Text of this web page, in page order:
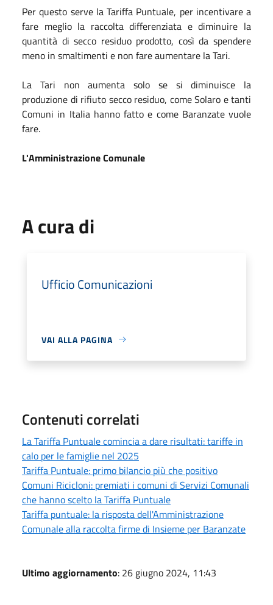
Per questo serve la Tariffa Puntuale, per incentivare a
fare meglio la raccolta differenziata e diminuire la
quantità di secco residuo prodotto, così da spendere
meno in smaltimenti e non fare aumentare la Tari.
La Tari non aumenta solo se si diminuisce la
produzione di rifiuto secco residuo, come Solaro e tanti
Comuni in Italia hanno fatto e come Baranzate vuole
fare.
L'Amministrazione Comunale
A cura di
Ufficio Comunicazioni
VAI ALLA PAGINA
Contenuti correlati
La Tariffa Puntuale comincia a dare risultati: tariffe in
calo per le famiglie nel 2025
Tariffa Puntuale: primo bilancio più che positivo
Comuni Ricicloni: premiati i comuni di Servizi Comunali
che hanno scelto la Tariffa Puntuale
Tariffa puntuale: la risposta dell'Amministrazione
Comunale alla raccolta firme di Insieme per Baranzate
Ultimo aggiornamento: 26 giugno 2024, 11:43